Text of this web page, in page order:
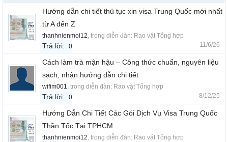
Hướng dẫn chi tiết thủ tục xin visa Trung Quốc mới nhất
từ A đến Z
thanhnienmoi12, trong diễn đàn: Rao vặt Tổng hợp
Trả lời: 0 11/6/26
Cách làm trà mận hậu – Công thức chuẩn, nguyên liệu
sạch, nhận hướng dẫn chi tiết
wifim001, trong diễn đàn: Rao vặt Tổng hợp
Trả lời: 0 8/12/25
Hướng Dẫn Chi Tiết Các Gói Dịch Vụ Visa Trung Quốc
Thần Tốc Tại TPHCM
thanhnienmoi12, trong diễn đàn: Rao vặt Tổng hợp